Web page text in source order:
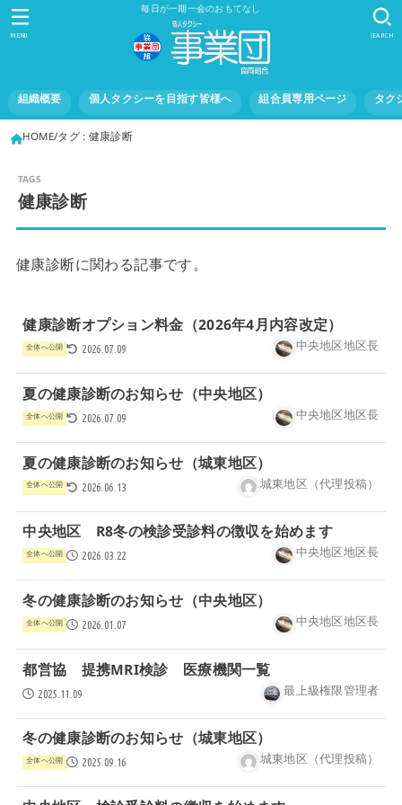
毎日が一期一会のおもてなし
組織概要 個人タクシーを目指す皆様へ 組合員専用ページ タク
SEARCH
MENU
HOME タグ : 健康診断
健康診断
健康診断に関わる記事です。
健康診断オプション料金（2026年4月内容改定）
全体へ公開 2026.07.09 中央地区地区長
夏の健康診断のお知らせ（中央地区）
全体へ公開 2026.07.09 中央地区地区長
夏の健康診断のお知らせ（城東地区）
全体へ公開 2026.06.13 城東地区（代理投稿）
中央地区 R8冬の検診受診料の徴収を始めます
全体へ公開 2026.03.22 中央地区地区長
冬の健康診断のお知らせ（中央地区）
全体へ公開 2026.01.07 中央地区地区長
都営協 提携MRI検診 医療機関一覧
2025.11.09 最上級権限管理者
冬の健康診断のお知らせ（城東地区）
全体へ公開 2025.09.16 城東地区（代理投稿）